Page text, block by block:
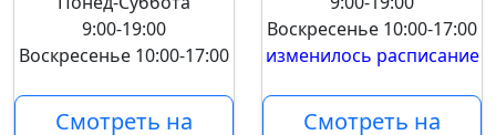
9:00-19:00
Воскресенье 10:00-17:00
Смотреть на
Воскресенье 10:00-17:00
изменилось расписание
Смотреть на